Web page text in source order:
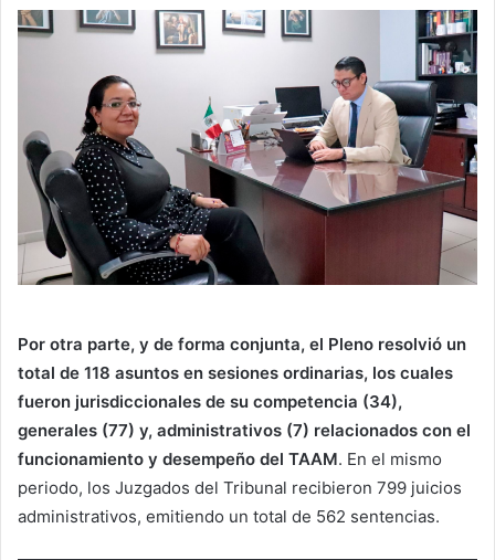
Por otra parte, y de forma conjunta, el Pleno resolvió un
total de 118 asuntos en sesiones ordinarias, los cuales
fueron jurisdiccionales de su competencia (34),
generales (77) y, administrativos (7) relacionados con el
funcionamiento y desempeño del TAAM. En el mismo
periodo, los Juzgados del Tribunal recibieron 799 juicios
administrativos, emitiendo un total de 562 sentencias.